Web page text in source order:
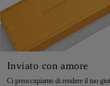
Inviato con amore
Ci preoccupiamo di rendere il tuo